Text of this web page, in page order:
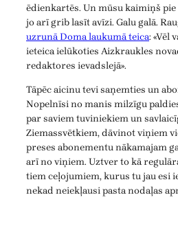
ēdienkartēs. Un mūsu kaimiņš
jo arī grib lasīt avīzi. Galu galā.
uzrunā Doma laukumā teica: «Vēl
ieteica ielūkoties Aizkraukles
redaktores ievadslejā».
Tāpēc aicinu tevi saņemties un
Nopelnīsi no manis milzīgu
par saviem tuviniekiem un
Ziemassvētkiem, dāvinot viņiem
preses abonementu nākamajam
arī no viņiem. Uztver to kā
tiem ceļojumiem, kurus tu jau esi
nekad neiekļausi pasta nodaļas